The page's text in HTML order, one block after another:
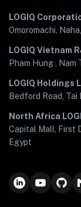
LOGIQ
Omoromachi,
LOGIQ Vietnam
Pham Hung , Nam
LOGIQ Holdings
Bedford Road,
North Africa
Capital Mall, First
Egypt